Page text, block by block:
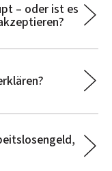
– oder ist es